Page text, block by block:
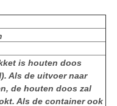
is houten doos
Als de uitvoer naar
de houten doos zal
Als de container ook